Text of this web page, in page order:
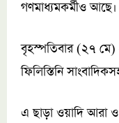
গণমাধ্যমকর্মীও আছে।
বৃহস্পতিবার (২৭ মে)
ফিলিস্তিনি
এ ছাড়া ওয়াদি আরা